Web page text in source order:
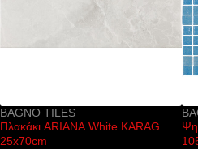
BAGNO TILES
Ψηφίδα πισίνας NUBE Blue NU-
105 KARAG 31x46,7cm